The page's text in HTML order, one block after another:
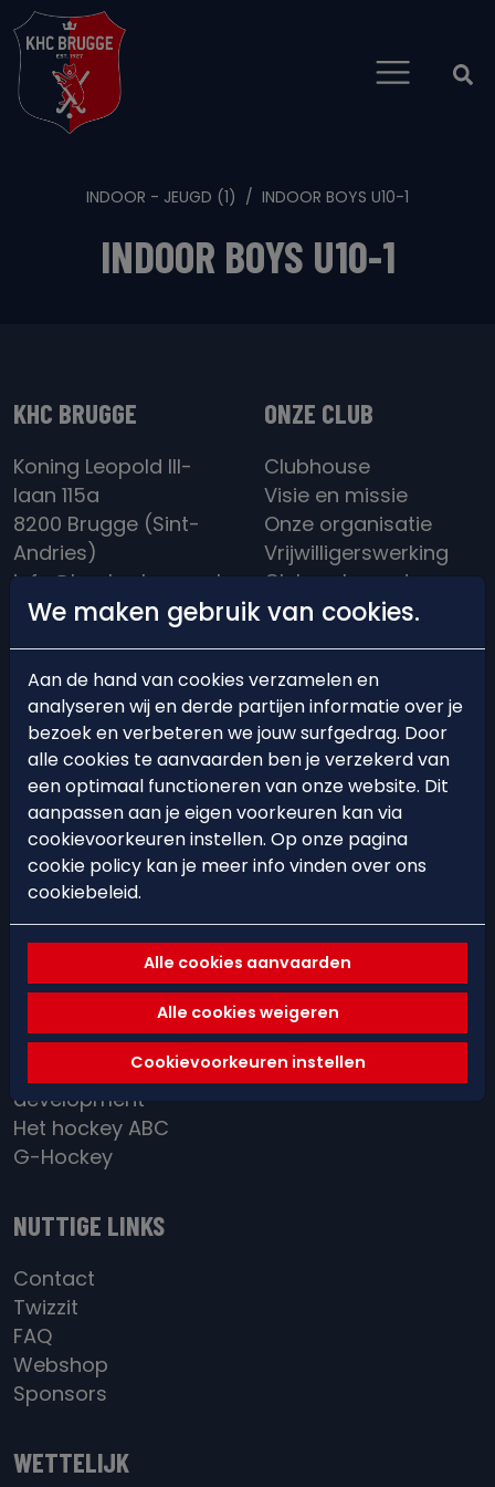
INDOOR - JEUGD (1) INDOOR BOYS U10-1
INDOOR BOYS U10-1
KHC BRUGGE
Koning Leopold III-
laan 115a
8200 Brugge (Sint-
Andries)
info@hockeybrugge.be
Clubhuis: +32 50 39
ONZE CLUB
Clubhouse
Visie en missie
Onze organisatie
Vrijwilligerswerking
Clubreglement
Een rijke historiek
BEARS'ACADEMY
Lid worden
Starten met hockey
Trainingsschema
Ploegindeling
arbitrage
Red&Blue Academy
District / BeGold
development
Het hockey ABC
G-Hockey
EVENTS
Events
Hockeystages &
NUTTIGE LINKS
Contact
Twizzit
FAQ
Webshop
Sponsors
WETTELIJK
We maken gebruik van cookies.
Aan de hand van cookies verzamelen en
analyseren wij en derde partijen informatie over je
bezoek en verbeteren we jouw surfgedrag. Door
alle cookies te aanvaarden ben je verzekerd van
een optimaal functioneren van onze website. Dit
aanpassen aan je eigen voorkeuren kan via
cookievoorkeuren instellen. Op onze pagina
cookie policy kan je meer info vinden over ons
cookiebeleid.
Alle cookies aanvaarden
Alle cookies weigeren
Cookievoorkeuren instellen